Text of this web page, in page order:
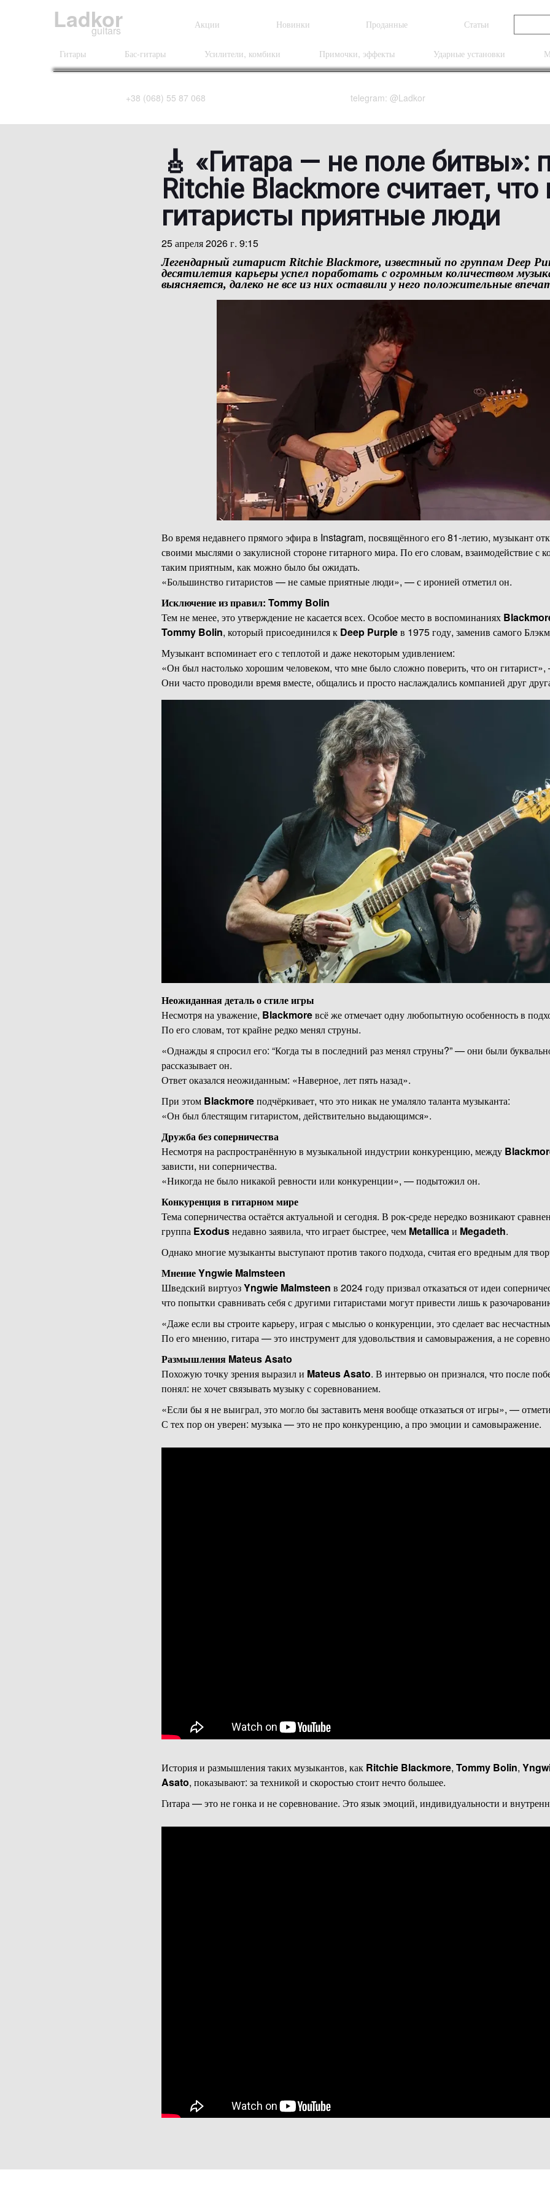
Ladkor
guitars Акции Новинки Проданные Статьи
Гитары Бас-гитары Усилители, комбики Примочки, эффекты Ударные установки
+38 (068) 55 87 068 telegram: @Ladkor
🎸 «Гитара — не поле битвы»:
Ritchie Blackmore считает, что
гитаристы приятные люди
25 апреля 2026 г. 9:15
Легендарный гитарист Ritchie Blackmore, известный по группам Deep
десятилетия карьеры успел поработать с огромным количеством
выясняется, далеко не все из них оставили у него положительные
Во время недавнего прямого эфира в Instagram, посвящённого его 81-летию, музыкант
своими мыслями о закулисной стороне гитарного мира. По его словам, взаимодействие с
таким приятным, как можно было бы ожидать.
«Большинство гитаристов — не самые приятные люди», — с иронией отметил он.
Исключение из правил: Tommy Bolin
Тем не менее, это утверждение не касается всех. Особое место в воспоминаниях
Tommy Bolin, который присоединился к Deep Purpleв 1975 году, заменив самого
Музыкант вспоминает его с теплотой и даже некоторым удивлением:
«Он был настолько хорошим человеком, что мне было сложно поверить, что он
Они часто проводили время вместе, общались и просто наслаждались компанией друг
Неожиданная деталь о стиле игры
Несмотря на уважение, Blackmoreвсё же отмечает одну любопытную особенность в
По его словам, тот крайне редко менял струны.
«Однажды я спросил его: “Когда ты в последний раз менял струны?” — они были
рассказывает он.
Ответ оказался неожиданным: «Наверное, лет пять назад».
При этом Blackmoreподчёркивает, что это никак не умаляло таланта музыканта:
«Он был блестящим гитаристом, действительно выдающимся».
Дружба без соперничества
Несмотря на распространённую в музыкальной индустрии конкуренцию, между
зависти, ни соперничества.
«Никогда не было никакой ревности или конкуренции», — подытожил он.
Конкуренция в гитарном мире
Тема соперничества остаётся актуальной и сегодня. В рок-среде нередко возникают
группа Exodusнедавно заявила, что играет быстрее, чем Metallicaи Megadeth.
Однако многие музыканты выступают против такого подхода, считая его вредным для
МнениеYngwie Malmsteen
Шведский виртуозYngwie Malmsteen в 2024 году призвал отказаться от идеи
что попытки сравнивать себя с другими гитаристами могут привести лишь к
«Даже если вы строите карьеру, играя с мыслью о конкуренции, это сделает вас
По его мнению, гитара — это инструмент для удовольствия и самовыражения, а не
Размышления Mateus Asato
Похожую точку зрения выразил и Mateus Asato. В интервью он признался, что после
понял: не хочет связывать музыку с соревнованием.
«Если бы я не выиграл, это могло бы заставить меня вообще отказаться от игры», —
С тех пор он уверен: музыка — это не про конкуренцию, а про эмоции и самовыражение.
История и размышления таких музыкантов, как Ritchie Blackmore, Tommy Bolin,
Asato, показывают: за техникой и скоростью стоит нечто большее.
Гитара — это не гонка и не соревнование. Это язык эмоций, индивидуальности и